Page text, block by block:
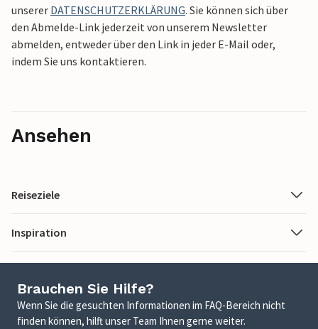
unserer DATENSCHUTZERKLÄRUNG. Sie können sich über
den Abmelde-Link jederzeit von unserem Newsletter
abmelden, entweder über den Link in jeder E-Mail oder,
indem Sie uns kontaktieren.
Ansehen
Reiseziele
Inspiration
Brauchen Sie Hilfe?
Wenn Sie die gesuchten Informationen im FAQ-Bereich nicht
finden können, hilft unser Team Ihnen gerne weiter.